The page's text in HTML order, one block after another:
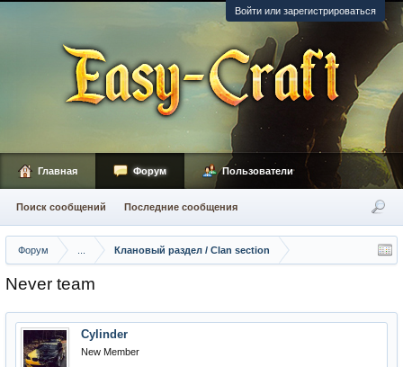
Войти или зарегистрироваться
Форум Клановый раздел / Сlan section
Never team
Cylinder
New Member
Главная Форум
Поиск сообщений Последние сообщения
Пользователи